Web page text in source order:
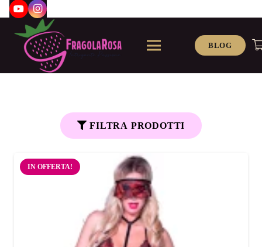
BLOG
FILTRA PRODOTTI
IN OFFERTA!